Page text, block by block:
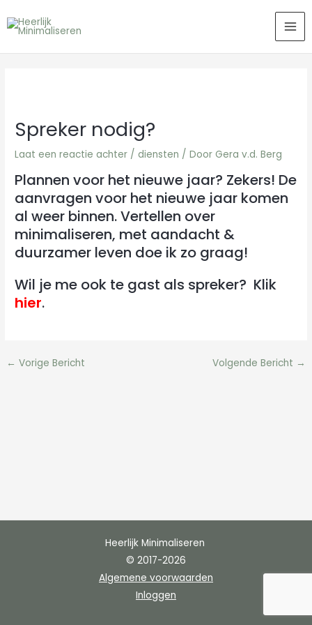
naar
Spreker nodig?
Laat een reactie achter / diensten / Door Gera v.d. Berg
Plannen voor het nieuwe jaar? Zekers! De
aanvragen voor het nieuwe jaar komen
al weer binnen. Vertellen over
minimaliseren, met aandacht &
duurzamer leven doe ik zo graag!
Wil je me ook te gast als spreker? Klik
hier.
← Vorige Bericht Volgende Bericht →
Heerlijk Minimaliseren
© 2017-2026
Algemene voorwaarden
Inloggen